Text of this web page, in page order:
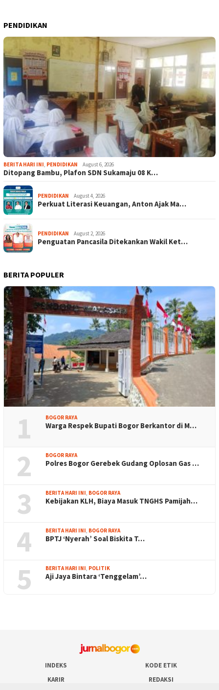
PENDIDIKAN
BERITA HARI INI, PENDIDIKAN August 6, 2026
Ditopang Bambu, Plafon SDN Sukamaju 08 K…
PENDIDIKAN August 4, 2026
Perkuat Literasi Keuangan, Anton Ajak Ma…
PENDIDIKAN August 2, 2026
Penguatan Pancasila Ditekankan Wakil Ket…
BERITA POPULER
1 BOGOR RAYA
Warga Respek Bupati Bogor Berkantor di M…
2 BOGOR RAYA
Polres Bogor Gerebek Gudang Oplosan Gas …
3 BERITA HARI INI, BOGOR RAYA
Kebijakan KLH, Biaya Masuk TNGHS Pamijah…
4 BERITA HARI INI, BOGOR RAYA
BPTJ ‘Nyerah’ Soal Biskita T…
5 BERITA HARI INI, POLITIK
Aji Jaya Bintara ‘Tenggelam’…
INDEKS
KODE ETIK
KARIR
REDAKSI